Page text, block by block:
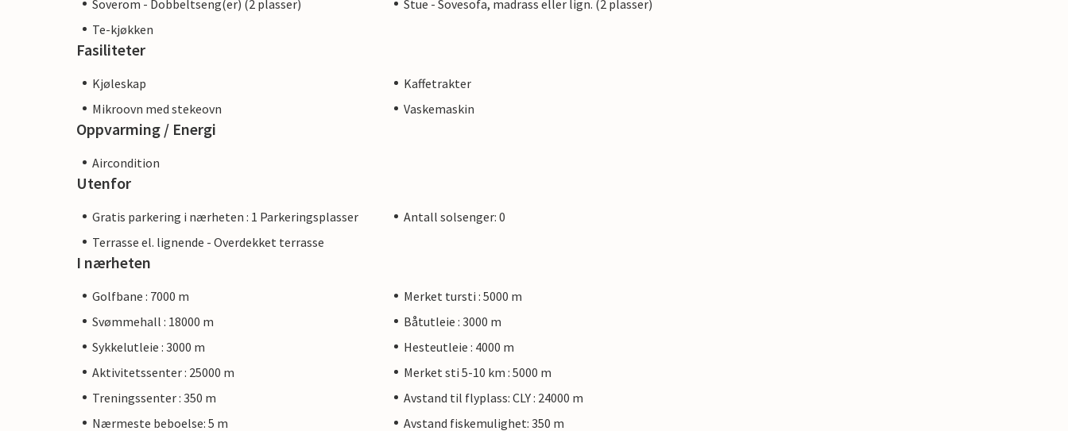
Soverom - Dobbeltseng(er) (2 plasser)
Stue - Sovesofa, madrass eller lign. (2 plasser)
Te-kjøkken
Fasiliteter
Kjøleskap
Kaffetrakter
Mikroovn med stekeovn
Vaskemaskin
Oppvarming / Energi
Aircondition
Utenfor
Gratis parkering i nærheten : 1 Parkeringsplasser
Antall solsenger: 0
Terrasse el. lignende - Overdekket terrasse
I nærheten
Golfbane : 7000 m
Merket tursti : 5000 m
Svømmehall : 18000 m
Båtutleie : 3000 m
Sykkelutleie : 3000 m
Hesteutleie : 4000 m
Aktivitetssenter : 25000 m
Merket sti 5-10 km : 5000 m
Treningssenter : 350 m
Avstand til flyplass: CLY : 24000 m
Nærmeste beboelse: 5 m
Avstand fiskemulighet: 350 m